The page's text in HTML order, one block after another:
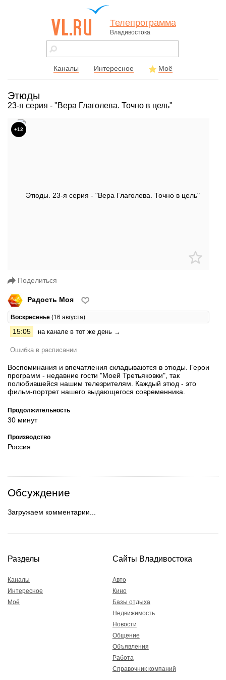
vl.ru - сайт
города
Телепрограмма
Владивостока
Каналы Интересное Моё
Этюды
23-я серия - "Вера Глаголева. Точно в цель"
+12
Поделиться
Радость Моя
Воскресенье (16 августа)
15:05 на канале в тот же день →
Ошибка в расписании
Воспоминания и впечатления складываются в этюды. Герои
программ - недавние гости "Моей Третьяковки", так
полюбившейся нашим телезрителям. Каждый этюд - это
фильм-портрет нашего выдающегося современника.
Продолжительность
30 минут
Производство
Россия
Обсуждение
Загружаем комментарии...
Разделы
Каналы
Интересное
Моё
Сайты Владивостока
Авто
Кино
Базы отдыха
Недвижимость
Новости
Общение
Объявления
Работа
Справочник компаний